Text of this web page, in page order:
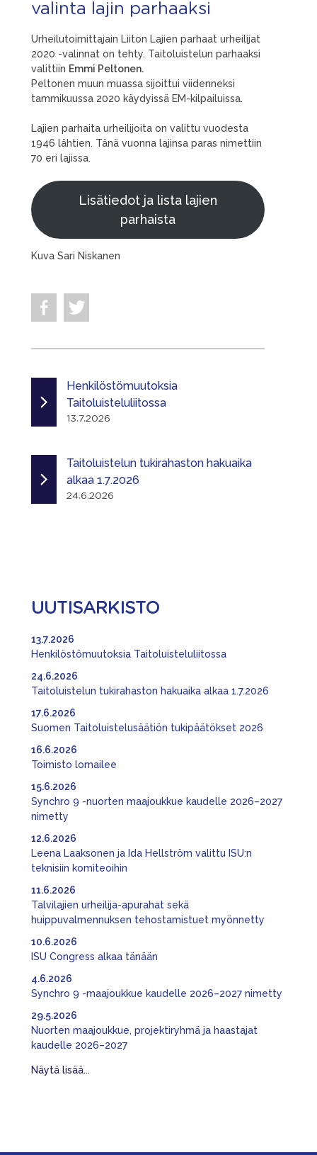
valinta lajin parhaaksi
Urheilutoimittajain Liiton Lajien parhaat urheilijat
2020 -valinnat on tehty. Taitoluistelun parhaaksi
valittiin Emmi Peltonen.
Peltonen muun muassa sijoittui viidenneksi
tammikuussa 2020 käydyissä EM-kilpailuissa.
Lajien parhaita urheilijoita on valittu vuodesta
1946 lähtien. Tänä vuonna lajinsa paras nimettiin
70 eri lajissa.
Lisätiedot ja lista lajien
parhaista
Kuva Sari Niskanen
Henkilöstömuutoksia
Taitoluisteluliitossa
13.7.2026
Taitoluistelun tukirahaston hakuaika
alkaa 1.7.2026
24.6.2026
UUTISARKISTO
Henkilöstömuutoksia Taitoluisteluliitossa
13.7.2026
Taitoluistelun tukirahaston hakuaika alkaa 1.7.2026
24.6.2026
Suomen Taitoluistelusäätiön tukipäätökset 2026
17.6.2026
Toimisto lomailee
16.6.2026
Synchro 9 -nuorten maajoukkue kaudelle 2026–2027
nimetty
15.6.2026
Leena Laaksonen ja Ida Hellström valittu ISU:n
teknisiin komiteoihin
12.6.2026
Talvilajien urheilija-apurahat sekä
huippuvalmennuksen tehostamistuet myönnetty
11.6.2026
ISU Congress alkaa tänään
10.6.2026
Synchro 9 -maajoukkue kaudelle 2026–2027 nimetty
4.6.2026
Nuorten maajoukkue, projektiryhmä ja haastajat
kaudelle 2026–2027
29.5.2026
Näytä lisää...